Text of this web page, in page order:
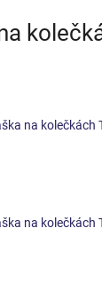
na kolečkách
na kolečkách